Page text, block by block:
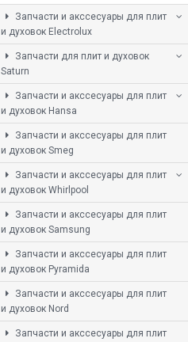
Запчасти и акссесуары для плит
и духовок Electrolux
Запчасти для плит и духовок
Saturn
Запчасти и акссесуары для плит
и духовок Hansa
Запчасти и акссесуары для плит
и духовок Smeg
Запчасти и акссесуары для плит
и духовок Whirlpool
Запчасти и акссесуары для плит
и духовок Samsung
Запчасти и акссесуары для плит
и духовок Pyramida
Запчасти и акссесуары для плит
и духовок Nord
Запчасти и акссесуары для плит